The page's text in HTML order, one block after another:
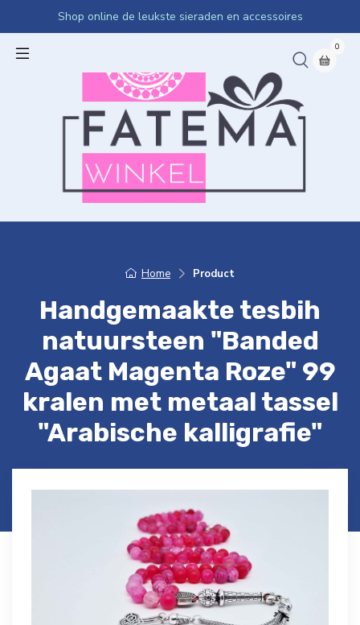
Shop online de leukste sieraden en accessoires
0
Home Product
Handgemaakte tesbih
natuursteen "Banded
Agaat Magenta Roze" 99
kralen met metaal tassel
"Arabische kalligrafie"